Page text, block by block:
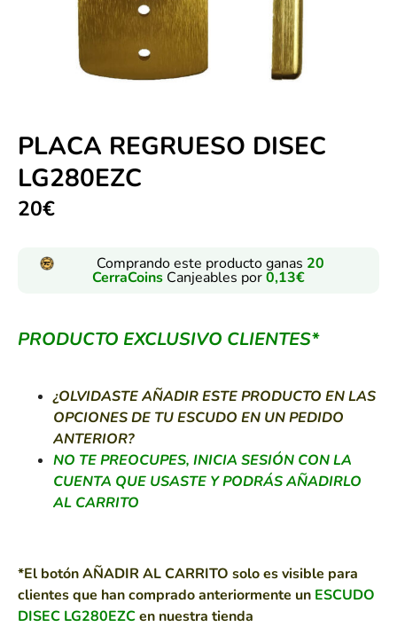
PLACA REGRUESO DISEC
LG280EZC
20€
Comprando este producto ganas 20
CerraCoins Canjeables por0,13€
PRODUCTO EXCLUSIVO CLIENTES*
¿OLVIDASTE AÑADIR ESTE PRODUCTO EN LAS
OPCIONES DE TU ESCUDO EN UN PEDIDO
ANTERIOR?
NO TE PREOCUPES, INICIA SESIÓN CON LA
CUENTA QUE USASTE Y PODRÁS AÑADIRLO
AL CARRITO
*El botón AÑADIR AL CARRITO solo es visible para
clientes que han comprado anteriormente un ESCUDO
DISEC LG280EZCen nuestra tienda